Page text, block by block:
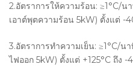
2.อัตราการให้ความร้อน: ≥1°C/น
เอาต์พุตความร้อน 5kW) ตั้งแต่ -
3.อัตราการทำความเย็น: ≥1°C/น
ไฟออก 5kW) ตั้งแต่ +125°C ถึง -